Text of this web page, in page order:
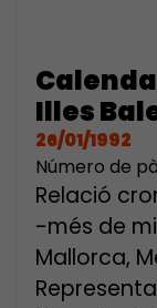
Illes
26/01/1992
Número de
Relació
-més de
Mallorca,